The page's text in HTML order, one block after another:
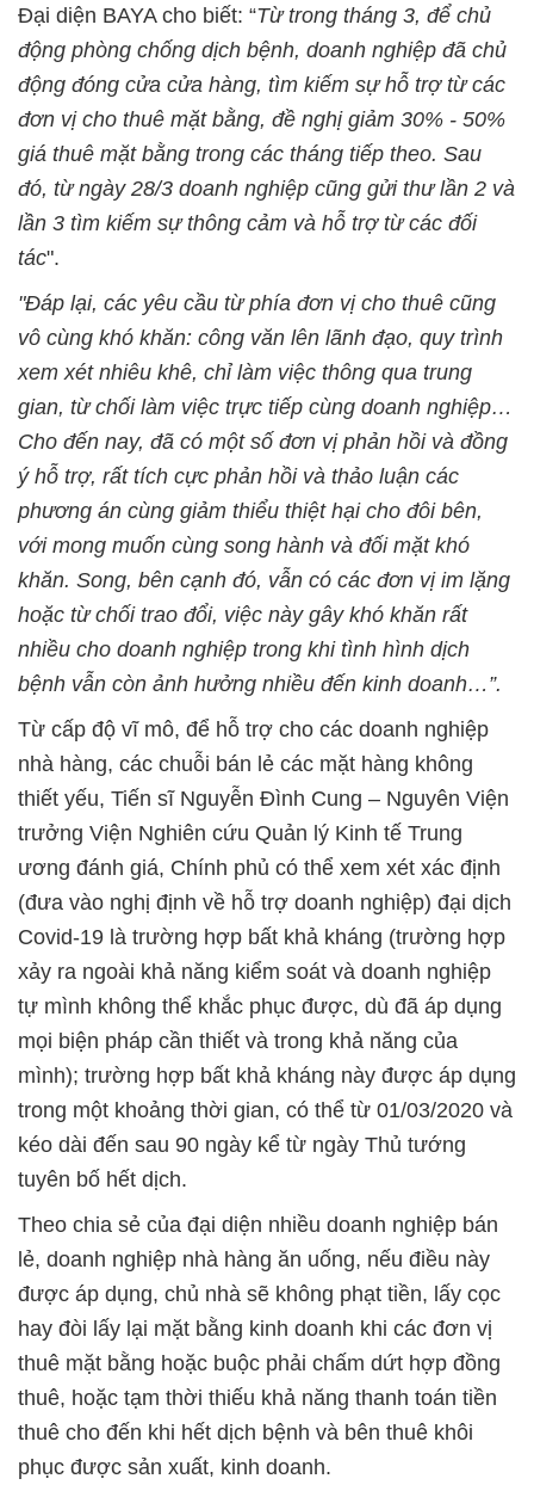
Đại diện BAYA cho biết: “Từ trong tháng 3, để chủ
động phòng chống dịch bệnh, doanh nghiệp đã chủ
động đóng cửa cửa hàng, tìm kiếm sự hỗ trợ từ các
đơn vị cho thuê mặt bằng, đề nghị giảm 30% - 50%
giá thuê mặt bằng trong các tháng tiếp theo. Sau
đó, từ ngày 28/3 doanh nghiệp cũng gửi thư lần 2 và
lần 3 tìm kiếm sự thông cảm và hỗ trợ từ các đối
tác".
"Đáp lại, các yêu cầu từ phía đơn vị cho thuê cũng
vô cùng khó khăn: công văn lên lãnh đạo, quy trình
xem xét nhiêu khê, chỉ làm việc thông qua trung
gian, từ chối làm việc trực tiếp cùng doanh nghiệp…
Cho đến nay, đã có một số đơn vị phản hồi và đồng
ý hỗ trợ, rất tích cực phản hồi và thảo luận các
phương án cùng giảm thiểu thiệt hại cho đôi bên,
với mong muốn cùng song hành và đối mặt khó
khăn. Song, bên cạnh đó, vẫn có các đơn vị im lặng
hoặc từ chối trao đổi, việc này gây khó khăn rất
nhiều cho doanh nghiệp trong khi tình hình dịch
bệnh vẫn còn ảnh hưởng nhiều đến kinh doanh…”.
Từ cấp độ vĩ mô, để hỗ trợ cho các doanh nghiệp
nhà hàng, các chuỗi bán lẻ các mặt hàng không
thiết yếu, Tiến sĩ Nguyễn Đình Cung – Nguyên Viện
trưởng Viện Nghiên cứu Quản lý Kinh tế Trung
ương đánh giá, Chính phủ có thể xem xét xác định
(đưa vào nghị định về hỗ trợ doanh nghiệp) đại dịch
Covid-19 là trường hợp bất khả kháng (trường hợp
xảy ra ngoài khả năng kiểm soát và doanh nghiệp
tự mình không thể khắc phục được, dù đã áp dụng
mọi biện pháp cần thiết và trong khả năng của
mình); trường hợp bất khả kháng này được áp dụng
trong một khoảng thời gian, có thể từ 01/03/2020 và
kéo dài đến sau 90 ngày kể từ ngày Thủ tướng
tuyên bố hết dịch.
Theo chia sẻ của đại diện nhiều doanh nghiệp bán
lẻ, doanh nghiệp nhà hàng ăn uống, nếu điều này
được áp dụng, chủ nhà sẽ không phạt tiền, lấy cọc
hay đòi lấy lại mặt bằng kinh doanh khi các đơn vị
thuê mặt bằng hoặc buộc phải chấm dứt hợp đồng
thuê, hoặc tạm thời thiếu khả năng thanh toán tiền
thuê cho đến khi hết dịch bệnh và bên thuê khôi
phục được sản xuất, kinh doanh.